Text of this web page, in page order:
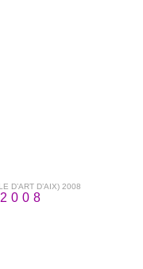
D’ART D’AIX) 2008